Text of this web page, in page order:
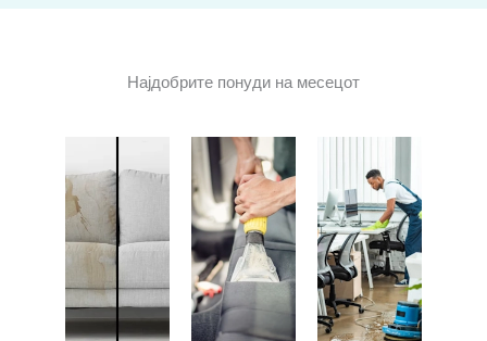
Најдобрите понуди на месецот